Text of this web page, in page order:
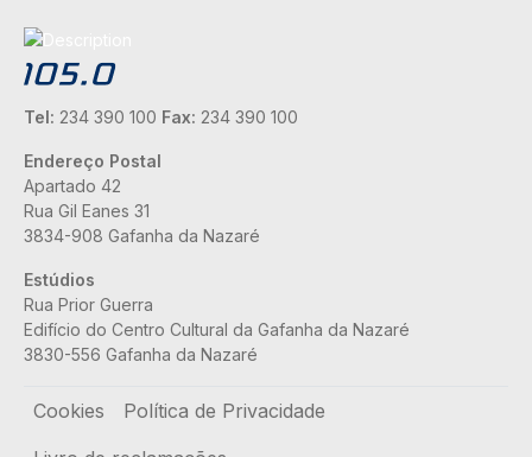
Tel: 234 390 100 Fax: 234 390 100
Endereço Postal
Apartado 42
Rua Gil Eanes 31
3834-908 Gafanha da Nazaré
Estúdios
Rua Prior Guerra
Edifício do Centro Cultural da Gafanha da Nazaré
3830-556 Gafanha da Nazaré
Rodapé
Cookies
Política de Privacidade